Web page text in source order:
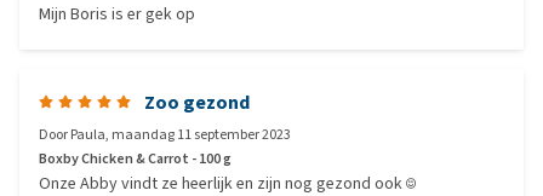
Mijn Boris is er gek op
Zoo gezond
DoorPaula, maandag 11 september 2023
Boxby Chicken & Carrot - 100 g
Onze Abby vindt ze heerlijk en zijn nog gezond ook ☺️